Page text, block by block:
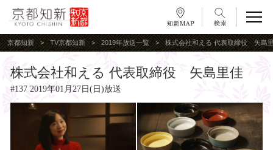
京都知新 TV京都知新 2019年放送一覧 株式会社和える 代表取締役 矢島
株式会社和える 代表取締役 矢島里佳
#137 2019年01月27日(日)放送